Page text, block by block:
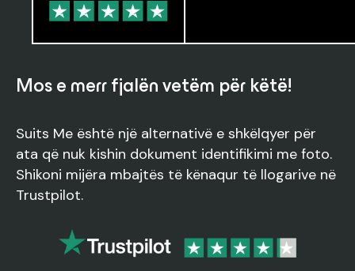
Mos e merr fjalën vetëm për këtë!
Suits Me është një alternativë e shkëlqyer për
ata që nuk kishin dokument identifikimi me foto.
Shikoni mijëra mbajtës të kënaqur të llogarive në
Trustpilot.